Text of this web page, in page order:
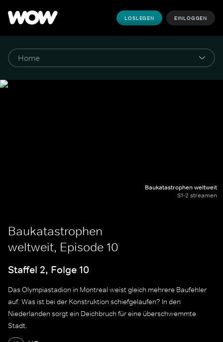
LOSLEGEN EINLOGGEN
Baukatastrophen weltweit
S1-2 streamen
Baukatastrophen
weltweit, Episode 10
Staffel 2, Folge 10
Das Olympiastadion in Montreal weist gleich mehrere Baufehler
auf. Was ist bei der Konstruktion schiefgelaufen? In den
Niederlanden sorgt ein Deichbruch für eine überschwemmte
Stadt.